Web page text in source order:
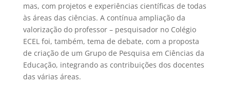
mas, com projetos e experiências científicas de todas
às áreas das ciências. A contínua ampliação da
valorização do professor – pesquisador no Colégio
ECEL foi, também, tema de debate, com a proposta
de criação de um Grupo de Pesquisa em Ciências da
Educação, integrando as contribuições dos docentes
das várias áreas.